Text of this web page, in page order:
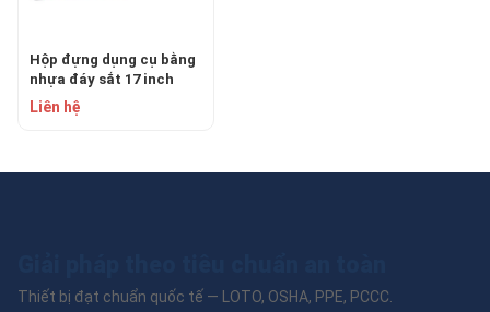
Hộp đựng dụng cụ bằng
nhựa đáy sắt 17 inch
ASAKI AK-9965
Liên hệ
Thiết bị đạt chuẩn quốc tế — LOTO, OSHA, PPE, PCCC.